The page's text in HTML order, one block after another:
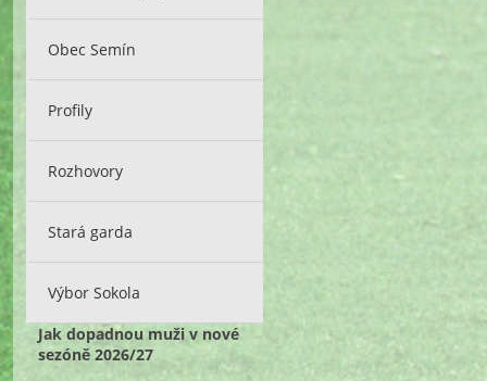
Obec Semín
Profily
Rozhovory
Stará garda
Výbor Sokola
Jak dopadnou muži v nové
sezóně 2026/27